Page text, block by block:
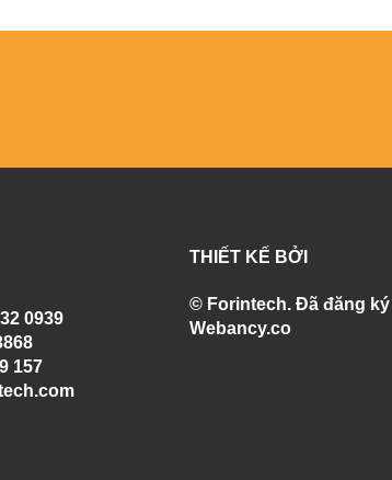
0939
157
THIẾT KẾ BỞI
© Forintech. Đã đăng
Webancy.co